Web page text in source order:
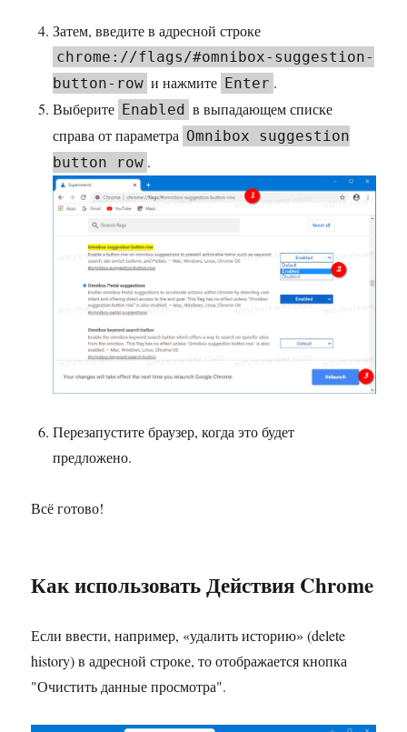
Затем, введите в адресной строке
chrome://flags/#omnibox-suggestion-
button-row и нажмите Enter .
Выберите Enabled в выпадающем списке
справа от параметра Omnibox suggestion
button row .
Перезапустите браузер, когда это будет
предложено.
Всё готово!
Как использовать Действия Chrome
Если ввести, например, «удалить историю» (delete
history) в адресной строке, то отображается кнопка
"Очистить данные просмотра".